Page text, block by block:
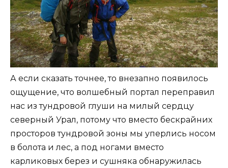
А если сказать точнее, то внезапно появилось
ощущение, что волшебный портал переправил
нас из тундровой глуши на милый сердцу
северный Урал, потому что вместо бескрайних
просторов тундровой зоны мы уперлись носом
в болота и лес, а под ногами вместо
карликовых берез и сушняка обнаружилась